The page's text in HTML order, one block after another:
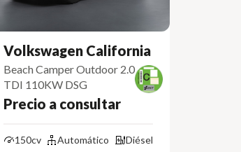
Volkswagen California
Beach Camper Outdoor 2.0
TDI 110KW DSG
Precio a consultar
150cv Automático Diésel